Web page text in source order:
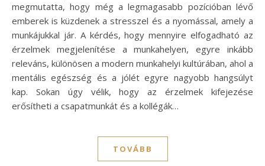
megmutatta, hogy még a legmagasabb pozícióban lévő
emberek is küzdenek a stresszel és a nyomással, amely a
munkájukkal jár. A kérdés, hogy mennyire elfogadható az
érzelmek megjelenítése a munkahelyen, egyre inkább
releváns, különösen a modern munkahelyi kultúrában, ahol a
mentális egészség és a jólét egyre nagyobb hangsúlyt
kap. Sokan úgy vélik, hogy az érzelmek kifejezése
erősítheti a csapatmunkát és a kollégák…
TOVÁBB